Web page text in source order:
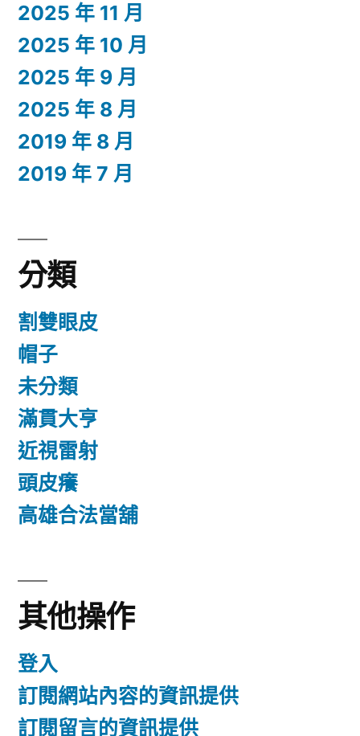
2025 年 11 月
2025 年 10 月
2025 年 9 月
2025 年 8 月
2019 年 8 月
2019 年 7 月
分類
割雙眼皮
帽子
未分類
滿貫大亨
近視雷射
頭皮癢
高雄合法當舖
其他操作
登入
訂閱網站內容的資訊提供
訂閱留言的資訊提供